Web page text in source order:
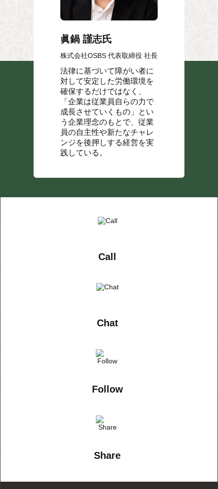
眞鍋 謹志氏
株式会社OSBS 代表取締役 社長
法律に基づいて障がい者に
対して安定した労働環境を
確保するだけではなく、
「企業は従業員自らの力で
成長させていくもの」とい
う企業理念のもとで、従業
員の自主性や新たなチャレ
ンジを後押しする経営を実
践している。
Call
Chat
Follow
Share